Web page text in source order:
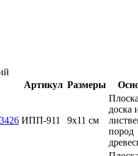
Артикул Размеры
ИПП-911 9х11 см
доска
пород